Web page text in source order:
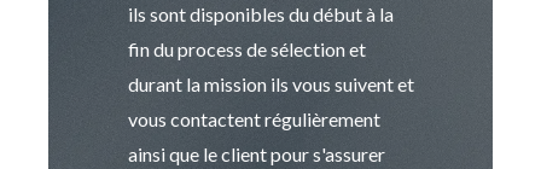
ils sont disponibles du début à la
fin du process de sélection et
durant la mission ils vous suivent et
vous contactent régulièrement
ainsi que le client pour s'assurer